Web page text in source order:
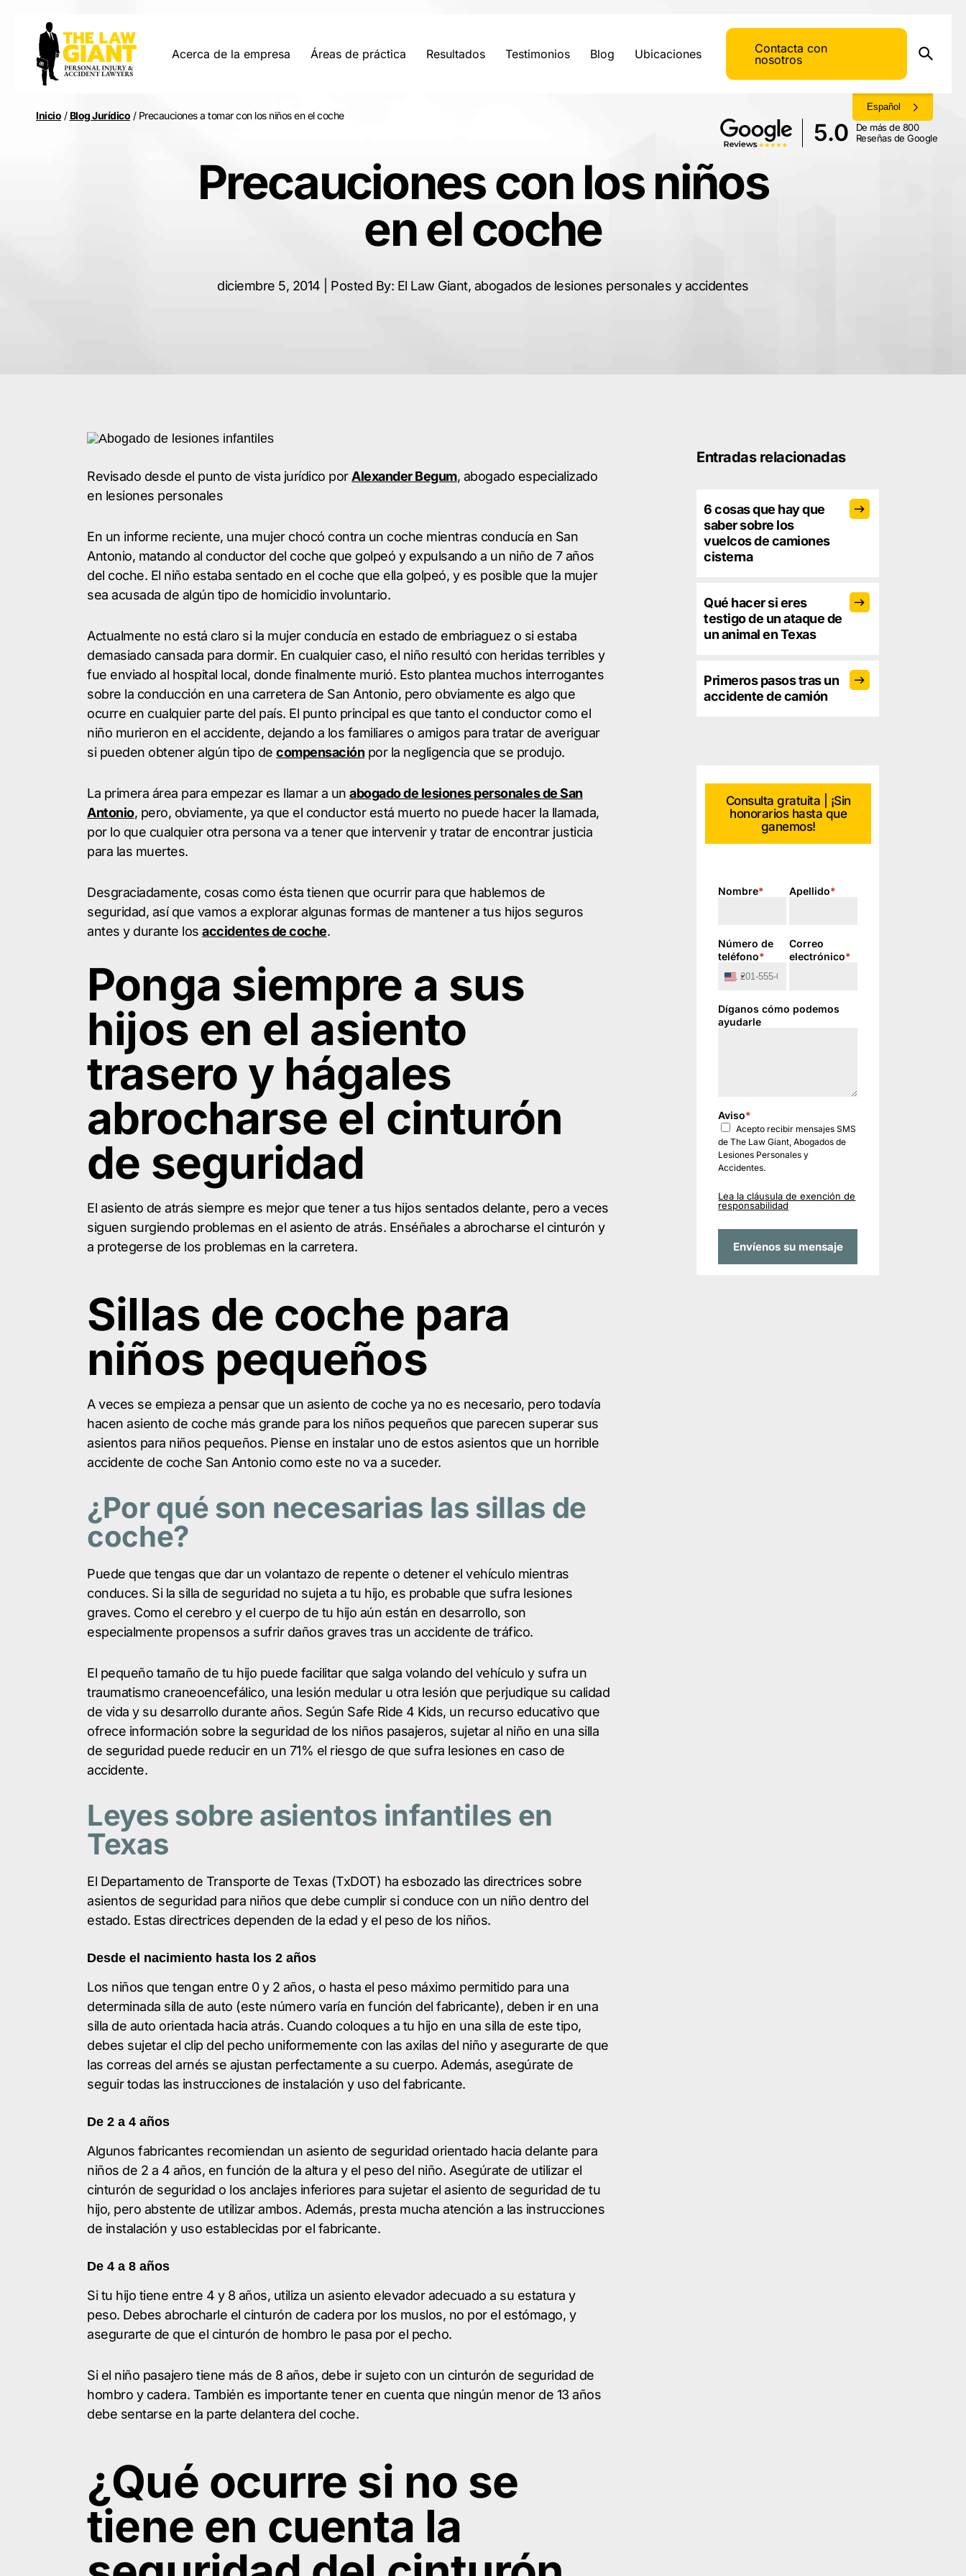
Acerca de la empresa Áreas de práctica Resultados Testimonios Blog Ubicaciones
Contacta con
nosotros
Español
Inicio / Blog Jurídico / Precauciones a tomar con los niños en el coche
5.0
De más de 800
Reseñas de Google
Precauciones con los niños
en el coche
diciembre 5, 2014 | Posted By: El Law Giant, abogados de lesiones personales y accidentes
Revisado desde el punto de vista jurídico por Alexander Begum, abogado especializado
en lesiones personales
En un informe reciente, una mujer chocó contra un coche mientras conducía en San
Antonio, matando al conductor del coche que golpeó y expulsando a un niño de 7 años
del coche. El niño estaba sentado en el coche que ella golpeó, y es posible que la mujer
sea acusada de algún tipo de homicidio involuntario.
Actualmente no está claro si la mujer conducía en estado de embriaguez o si estaba
demasiado cansada para dormir. En cualquier caso, el niño resultó con heridas terribles y
fue enviado al hospital local, donde finalmente murió. Esto plantea muchos interrogantes
sobre la conducción en una carretera de San Antonio, pero obviamente es algo que
ocurre en cualquier parte del país. El punto principal es que tanto el conductor como el
niño murieron en el accidente, dejando a los familiares o amigos para tratar de averiguar
si pueden obtener algún tipo decompensación por la negligencia que se produjo.
La primera área para empezar es llamar a unabogado de lesiones personales de San
Antonio, pero, obviamente, ya que el conductor está muerto no puede hacer la llamada,
por lo que cualquier otra persona va a tener que intervenir y tratar de encontrar justicia
para las muertes.
Desgraciadamente, cosas como ésta tienen que ocurrir para que hablemos de
seguridad, así que vamos a explorar algunas formas de mantener a tus hijos seguros
antes y durante losaccidentes de coche.
Ponga siempre a sus
hijos en el asiento
trasero y hágales
abrocharse el cinturón
de seguridad
El asiento de atrás siempre es mejor que tener a tus hijos sentados delante, pero a veces
siguen surgiendo problemas en el asiento de atrás. Enséñales a abrocharse el cinturón y
a protegerse de los problemas en la carretera.
Sillas de coche para
niños pequeños
A veces se empieza a pensar que un asiento de coche ya no es necesario, pero todavía
hacen asiento de coche más grande para los niños pequeños que parecen superar sus
asientos para niños pequeños. Piense en instalar uno de estos asientos que un horrible
accidente de coche San Antonio como este no va a suceder.
¿Por qué son necesarias las sillas de
coche?
Puede que tengas que dar un volantazo de repente o detener el vehículo mientras
conduces. Si la silla de seguridad no sujeta a tu hijo, es probable que sufra lesiones
graves. Como el cerebro y el cuerpo de tu hijo aún están en desarrollo, son
especialmente propensos a sufrir daños graves tras un accidente de tráfico.
El pequeño tamaño de tu hijo puede facilitar que salga volando del vehículo y sufra un
traumatismo craneoencefálico, una lesión medular u otra lesión que perjudique su calidad
de vida y su desarrollo durante años. Según Safe Ride 4 Kids, un recurso educativo que
ofrece información sobre la seguridad de los niños pasajeros, sujetar al niño en una silla
de seguridad puede reducir en un 71% el riesgo de que sufra lesiones en caso de
accidente.
Leyes sobre asientos infantiles en
Texas
El Departamento de Transporte de Texas (TxDOT) ha esbozado las directrices sobre
asientos de seguridad para niños que debe cumplir si conduce con un niño dentro del
estado. Estas directrices dependen de la edad y el peso de los niños.
Desde el nacimiento hasta los 2 años
Los niños que tengan entre 0 y 2 años, o hasta el peso máximo permitido para una
determinada silla de auto (este número varía en función del fabricante), deben ir en una
silla de auto orientada hacia atrás. Cuando coloques a tu hijo en una silla de este tipo,
debes sujetar el clip del pecho uniformemente con las axilas del niño y asegurarte de que
las correas del arnés se ajustan perfectamente a su cuerpo. Además, asegúrate de
seguir todas las instrucciones de instalación y uso del fabricante.
De 2 a 4 años
Algunos fabricantes recomiendan un asiento de seguridad orientado hacia delante para
niños de 2 a 4 años, en función de la altura y el peso del niño. Asegúrate de utilizar el
cinturón de seguridad o los anclajes inferiores para sujetar el asiento de seguridad de tu
hijo, pero abstente de utilizar ambos. Además, presta mucha atención a las instrucciones
de instalación y uso establecidas por el fabricante.
De 4 a 8 años
Si tu hijo tiene entre 4 y 8 años, utiliza un asiento elevador adecuado a su estatura y
peso. Debes abrocharle el cinturón de cadera por los muslos, no por el estómago, y
asegurarte de que el cinturón de hombro le pasa por el pecho.
Si el niño pasajero tiene más de 8 años, debe ir sujeto con un cinturón de seguridad de
hombro y cadera. También es importante tener en cuenta que ningún menor de 13 años
debe sentarse en la parte delantera del coche.
¿Qué ocurre si no se
tiene en cuenta la
Entradas relacionadas
6 cosas que hay que
saber sobre los
vuelcos de camiones
cisterna
Qué hacer si eres
testigo de un ataque de
un animal en Texas
Primeros pasos tras un
accidente de camión
Consulta gratuita | ¡Sin
honorarios hasta que
ganemos!
Nombre* Apellido*
Número de
teléfono*
United
+1
Correo
electrónico*
Díganos cómo podemos
ayudarle
Aviso*
Acepto recibir mensajes SMS
de The Law Giant, Abogados de
Lesiones Personales y
Accidentes.
Lea la cláusula de exención de
responsabilidad